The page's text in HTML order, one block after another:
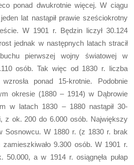
ponad dwukrotnie więcej. W ciągu
lat nastąpił prawie sześciokrotny
W 1901 r. Będzin liczył 30.124
jednak w następnych latach stracił
pierwszej wojny światowej w
osób. Tak więc od 1830 r. liczba
ponad 15-krotnie. Podobnie
okresie (1880 – 1914) w Dąbrowie
w latach 1830 – 1880 nastąpił 30-
z ok. 200 do 6.000 osób. Największy
Sosnowcu. W 1880 r. (z 1830 r. brak
9.300 osób. W 1901 r.
50.000, a w 1914 r. osiągnęła pułap